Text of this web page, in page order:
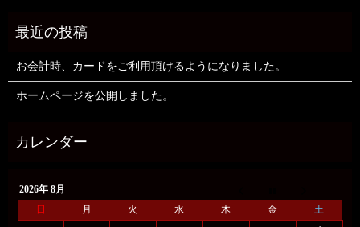
お会計時、カードをご利用頂けるようになりました。
ホームページを公開しました。
2026年 8月
日
月 火 水 木 金
土